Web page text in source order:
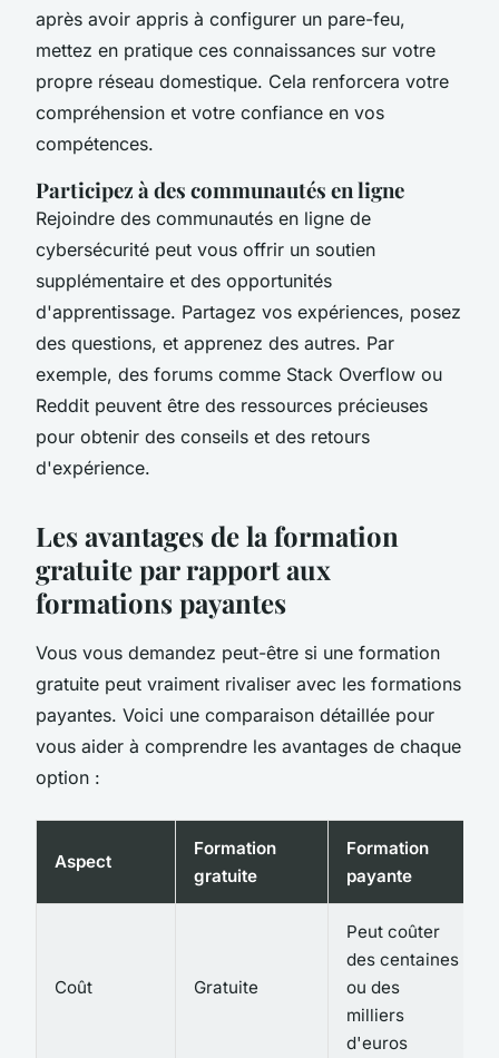
après avoir appris à configurer un pare-feu,
mettez en pratique ces connaissances sur votre
propre réseau domestique. Cela renforcera votre
compréhension et votre confiance en vos
compétences.
Participez à des communautés en ligne
Rejoindre des communautés en ligne de
cybersécurité peut vous offrir un soutien
supplémentaire et des opportunités
d'apprentissage. Partagez vos expériences, posez
des questions, et apprenez des autres. Par
exemple, des forums comme Stack Overflow ou
Reddit peuvent être des ressources précieuses
pour obtenir des conseils et des retours
d'expérience.
Les avantages de la formation
gratuite par rapport aux
formations payantes
Vous vous demandez peut-être si une formation
gratuite peut vraiment rivaliser avec les formations
payantes. Voici une comparaison détaillée pour
vous aider à comprendre les avantages de chaque
option :
Aspect
Formation
gratuite
Formation
payante
Coût Gratuite
Peut coûter
des centaines
ou des
milliers
d'euros